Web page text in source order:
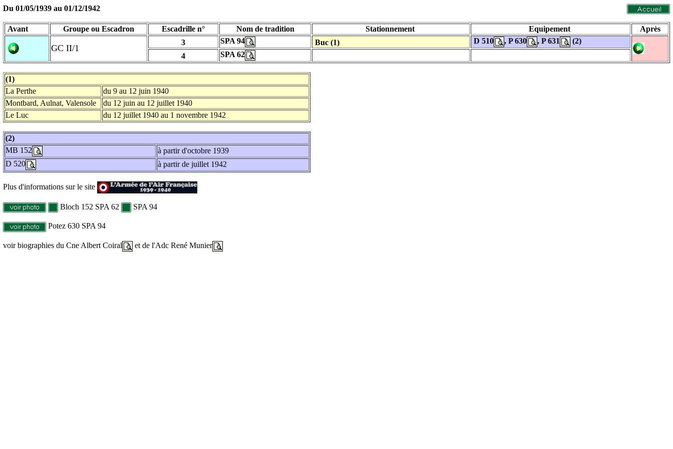
Du 01/05/1939 au 01/12/1942
Avant Groupe ou Escadron Escadrille n° Nom de tradition Stationnement Equipement Après
GC II/1
3 SPA 94 Buc (1) D 510 , P 630 , P 631
(2)
4
SPA 62
(1)
La Perthe
du 9 au 12 juin 1940
Montbard, Aulnat, Valensole
du 12 juin au 12 juillet 1940
Le Luc
du 12 juillet 1940 au 1 novembre 1942
(2)
MB 152
à partir d'octobre 1939
D 520
à partir de juillet 1942
Plus d'informations sur le site
Bloch 152 SPA 62 SPA 94
Potez 630 SPA 94
voir biographies du Cne Albert Coiral et de l'Adc René Munier